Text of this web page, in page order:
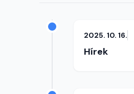
2025. 10. 16.
Hírek